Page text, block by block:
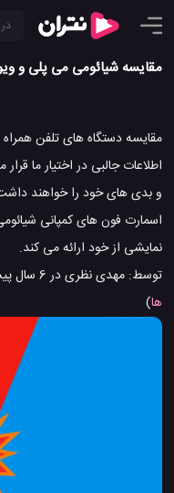
مقایسه شیائومی می پلی و ویوو
اطلاعات جالبی در اختیار ما
نمایشی از خود ارائه می کند.
توسط: مهدی نظریدر6 سال پیش
ها)